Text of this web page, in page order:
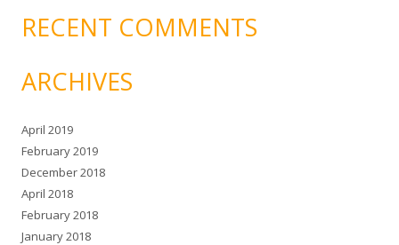
RECENT COMMENTS
ARCHIVES
April 2019
February 2019
December 2018
April 2018
February 2018
January 2018